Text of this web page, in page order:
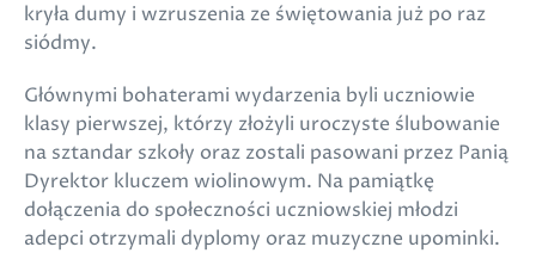
kryła dumy i wzruszenia ze świętowania już po raz
siódmy.
Głównymi bohaterami wydarzenia byli uczniowie
klasy pierwszej, którzy złożyli uroczyste ślubowanie
na sztandar szkoły oraz zostali pasowani przez Panią
Dyrektor kluczem wiolinowym. Na pamiątkę
dołączenia do społeczności uczniowskiej młodzi
adepci otrzymali dyplomy oraz muzyczne upominki.